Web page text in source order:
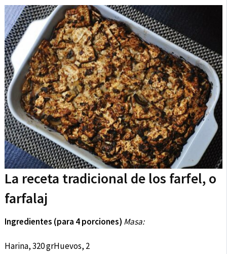
La receta tradicional de los farfel, o
farfalaj
Ingredientes (para 4 porciones) Masa:
Harina, 320 grHuevos, 2